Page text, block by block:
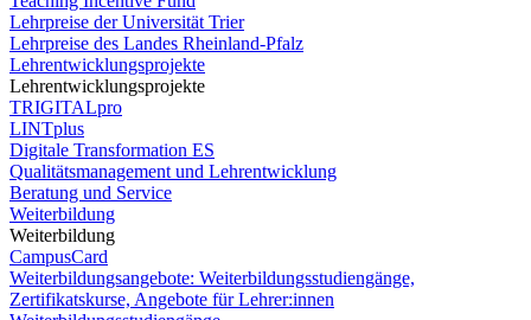
Lehrpreise der Universität Trier
Lehrpreise des Landes Rheinland-Pfalz
Lehrentwicklungsprojekte
Lehrentwicklungsprojekte
TRIGITALpro
LINTplus
Digitale Transformation ES
Qualitätsmanagement und Lehrentwicklung
Beratung und Service
Weiterbildung
Weiterbildung
CampusCard
Weiterbildungsangebote: Weiterbildungsstudiengänge,
Zertifikatskurse, Angebote für Lehrer:innen